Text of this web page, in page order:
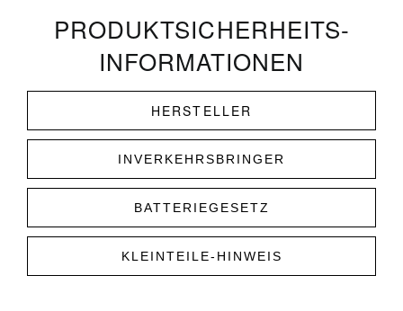
PRODUKT­SICHERHEITS­
INFORMATIONEN
HERSTELLER
INVERKEHRSBRINGER
BATTERIEGESETZ
KLEINTEILE-HINWEIS